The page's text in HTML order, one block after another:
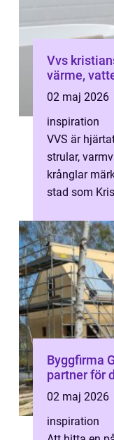
Vvs kristianstad trygg
värme,
02 maj 2026
inspiration
VVS är
strular,
krånglar
stad som
Byggfirma
partner för
02 maj 2026
inspiration